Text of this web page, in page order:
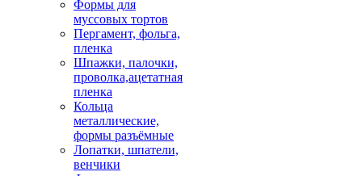
Формы для
муссовых тортов
Пергамент, фольга,
пленка
Шпажки, палочки,
проволка,ацетатная
пленка
Кольца
металлические,
формы разъёмные
Лопатки, шпатели,
венчики